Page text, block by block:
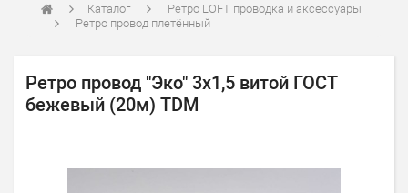
Каталог
Ретро LOFT проводка и аксессуары
Ретро провод плетённый
Ретро провод "Эко" 3х1,5 витой ГОСТ
бежевый (20м) TDM